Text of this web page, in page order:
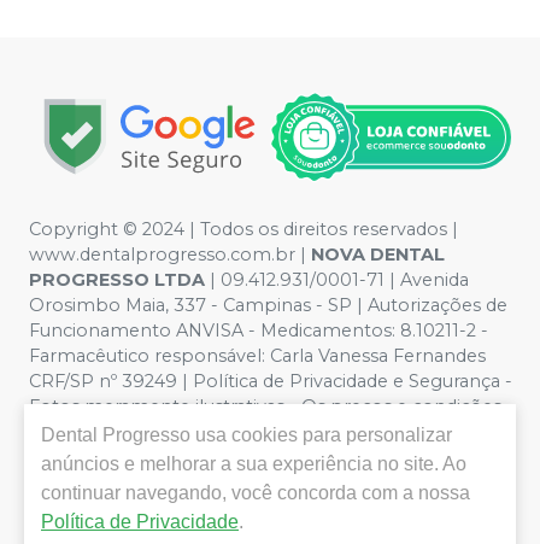
Copyright © 2024 | Todos os direitos reservados |
www.dentalprogresso.com.br | NOVA DENTAL
PROGRESSO LTDA | 09.412.931/0001-71 | Avenida
Orosimbo Maia, 337 - Campinas - SP | Autorizações de
Funcionamento ANVISA - Medicamentos: 8.10211-2 -
Farmacêutico responsável: Carla Vanessa Fernandes
CRF/SP nº 39249 | Política de Privacidade e Segurança -
Fotos meramente ilustrativas - Os preços e condições
da loja virtual estão sujeitos a alterações. Em caso de
divergência de preços no site, o valor válido é o do
Carrinho de Compra. Não vendemos por atacado por
isso nos reservamos o direito de não atender compras
de grandes volumes pelo site.
Dental Progresso usa cookies para personalizar
anúncios e melhorar a sua experiência no site. Ao
continuar navegando, você concorda com a nossa
Política de Privacidade.